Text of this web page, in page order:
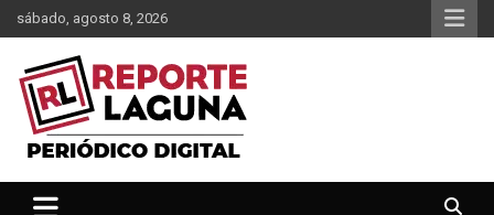
Saltar
al
contenido
sábado, agosto 8, 2026
Reporte Laguna